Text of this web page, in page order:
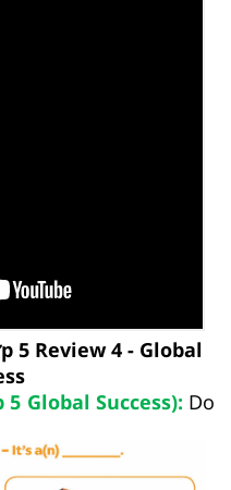
5 Review 4 - Global
Global Success): Do